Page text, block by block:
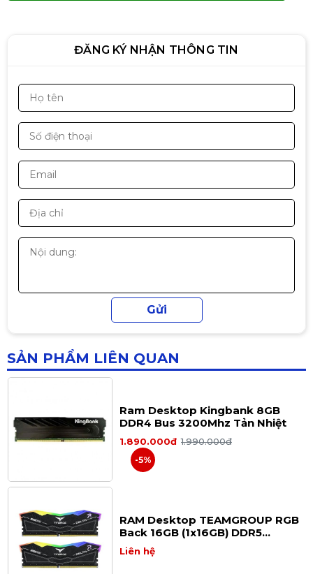
ĐĂNG KÝ NHẬN THÔNG TIN
SẢN PHẨM LIÊN QUAN
Liên hệ
Ram PC Patriot 8GB DDR4
Liên hệ
Ram Patriot SL Sig
Premium16GB 3200MHz DDR4 |
RAM KLLISRE 8GB DDR4 3200 |
Có Tản | Trắng | SN
1.290.000đ
Ram Desktop Kingbank 8GB
DDR4 Bus 3200Mhz Tản Nhiệt
1.890.000đ 1.990.000đ
-5%
RAM Desktop TEAMGROUP RGB
Back 16GB (1x16GB) DDR5
6000MHz
Liên hệ